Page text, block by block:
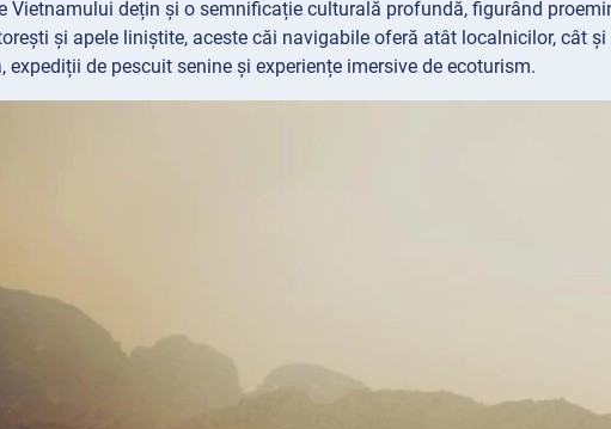
Vietnamului dețin și o semnificație culturală profundă, figurând
și apele liniștite, aceste căi navigabile oferă atât localnicilor, cât
expediții de pescuit senine și experiențe imersive de ecoturism.